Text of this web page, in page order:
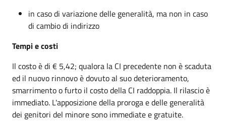
in caso di variazione delle generalità, ma non in caso
di cambio di indirizzo
Tempi e costi
Il costo è di € 5,42; qualora la CI precedente non è scaduta
ed il nuovo rinnovo è dovuto al suo deterioramento,
smarrimento o furto il costo della CI raddoppia. Il rilascio è
immediato. L'apposizione della proroga e delle generalità
dei genitori del minore sono immediate e gratuite.